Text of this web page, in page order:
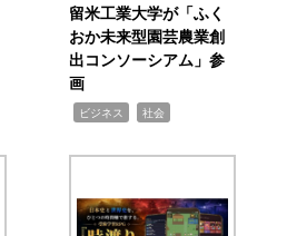
留米工業大学が「ふく
おか未来型園芸農業創
出コンソーシアム」参
画
ビジネス 社会